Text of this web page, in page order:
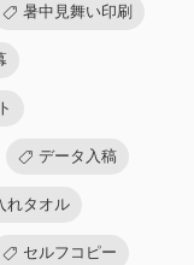
暑中見舞い印刷
データ入稿
れタオル
セルフコピー